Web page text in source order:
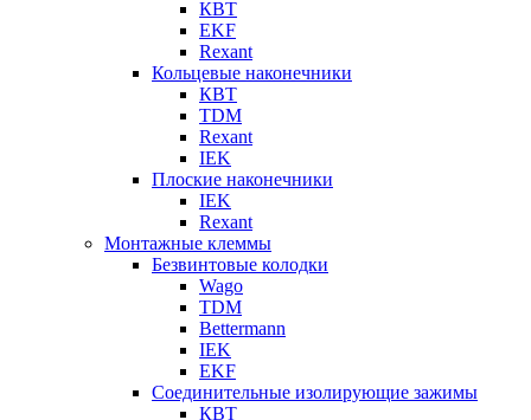
КВТ
EKF
Rexant
Кольцевые наконечники
КВТ
TDM
Rexant
IEK
Плоские наконечники
IEK
Rexant
Монтажные клеммы
Безвинтовые колодки
Wago
TDM
Bettermann
IEK
EKF
Соединительные изолирующие зажимы
КВТ